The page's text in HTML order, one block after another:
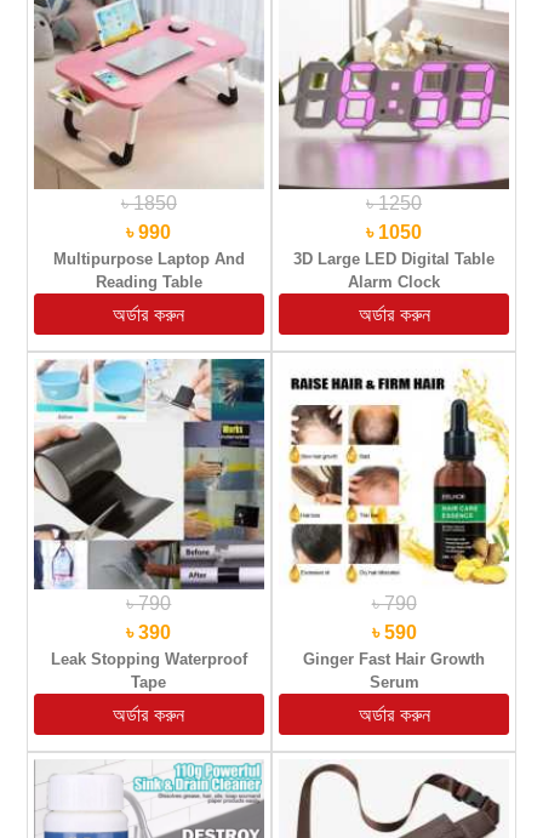
৳ 1850
৳ 990
Multipurpose Laptop And
Reading Table
৳ 1250
৳ 1050
3D Large LED Digital Table
Alarm Clock
৳ 790
৳ 390
Leak Stopping Waterproof
Tape
৳ 790
৳ 590
Ginger Fast Hair Growth
Serum